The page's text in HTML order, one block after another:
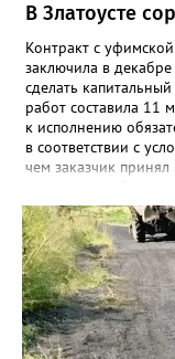
В Златоусте
Контракт с
заключила в
сделать
работ составила 11
к исполнению
в соответствии с
чем заказчик
Челябинском УФАС.
решение включить
поставщиков. В
года.